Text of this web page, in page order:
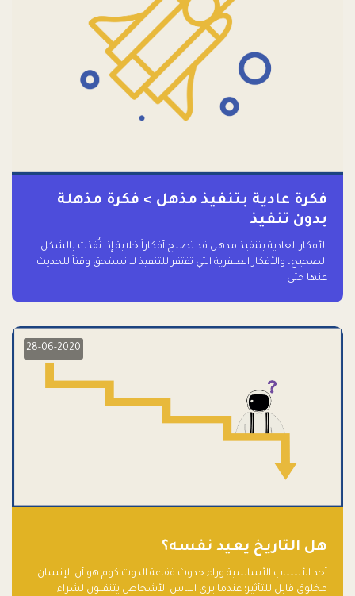
فكرة عادية بتنفيذ مذهل > فكرة مذهلة
بدون تنفيذ
الأفكار العادية بتنفيذ مذهل قد تصبح أفكاراً خلابة إذا نُفذت بالشكل
الصحيح، والأفكار العبقرية التي تفتقر للتنفيذ لا تستحق وقتاً للحديث
عنها حتى
28-06-2020
هل التاريخ يعيد نفسه؟
أحد الأسباب الأساسية وراء حدوث فقاعة الدوت كوم هو أن الإنسان
مخلوق قابل للتأثير؛ عندما يرى الناس الأشخاص يتنقلون لشراء